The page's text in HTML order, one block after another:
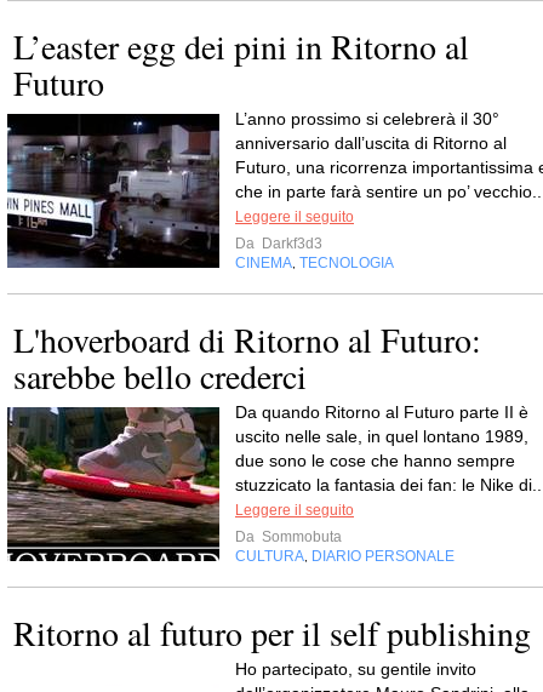
L’easter egg dei pini in Ritorno al
Futuro
L’anno prossimo si celebrerà il 30°
anniversario dall’uscita di Ritorno al
Futuro, una ricorrenza importantissima
che in parte farà sentire un po’
Leggere il seguito
Da Darkf3d3
CINEMA TECNOLOGIA
L'hoverboard di Ritorno al Futuro:
sarebbe bello crederci
Da quando Ritorno al Futuro parte II è
uscito nelle sale, in quel lontano 1989,
due sono le cose che hanno sempre
stuzzicato la fantasia dei fan: le Nike
Leggere il seguito
Da Sommobuta
CULTURA DIARIO PERSONALE
Ritorno al futuro per il self publishing
Ho partecipato, su gentile invito